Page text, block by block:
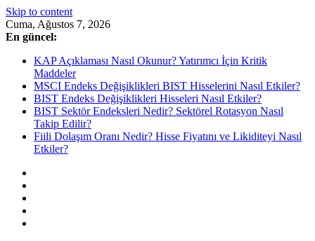
Skip to content
Cuma, Ağustos 7, 2026
En güncel:
KAP Açıklaması Nasıl Okunur? Yatırımcı İçin Kritik
Maddeler
MSCI Endeks Değişiklikleri BIST Hisselerini Nasıl Etkiler?
BIST Endeks Değişiklikleri Hisseleri Nasıl Etkiler?
BIST Sektör Endeksleri Nedir? Sektörel Rotasyon Nasıl
Takip Edilir?
Fiili Dolaşım Oranı Nedir? Hisse Fiyatını ve Likiditeyi Nasıl
Etkiler?